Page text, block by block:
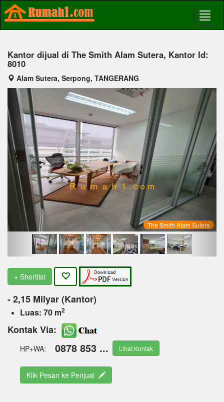
Kantor dijual di The Smith Alam Sutera, Kantor Id:
8010
Alam Sutera, Serpong, TANGERANG
The Smith Alam Sutera
Previous Next
+ Shortlist
- 2,15 Milyar (Kantor)
Luas: 70 m2
Kontak Via:
HP+WA: 0878 853 ... Lihat Kontak
Klik Pesan ke Penjual